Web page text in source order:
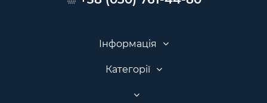
Інформація
Категорії